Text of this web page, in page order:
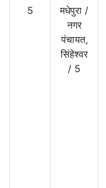
5 मधेपुरा /
नगर
पंचायत,
सिंहेश्वर
/ 5